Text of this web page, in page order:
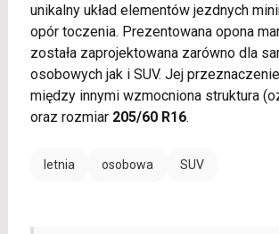
unikalny układ elementów jezdnych
opór toczenia. Prezentowana opona
została zaprojektowana zarówno dla
osobowych jak i SUV. Jej
między innymi wzmocniona struktura
oraz rozmiar 205/60 R16.
letnia osobowa SUV